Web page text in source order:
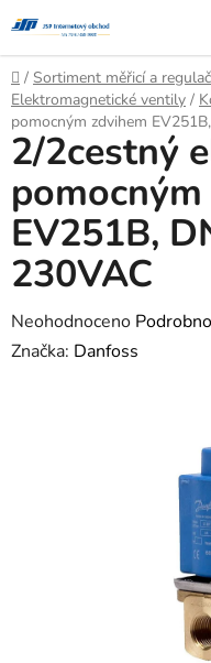
na
obsah
Domů
/ Sortiment měřicí a
Elektromagnetické ventily /
pomocným zdvihem
2/2cestný
EV251B,
230VAC
Průměrné
hodnocení
Neohodnoceno
Značka: Danfoss